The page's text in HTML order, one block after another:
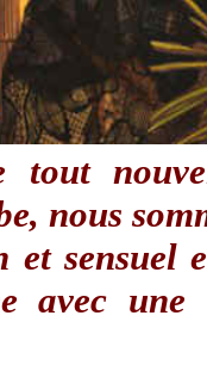
tout
nous
sensuel
avec une